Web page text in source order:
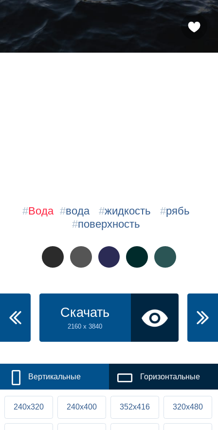
#Вода #вода #жидкость #рябь
#поверхность
Скачать
2160 x 3840
Вертикальные Горизонтальные
240x320 240x400 352x416 320x480